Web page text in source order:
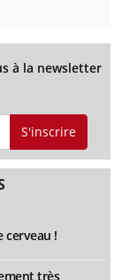
à la newsletter
S'inscrire
!
très